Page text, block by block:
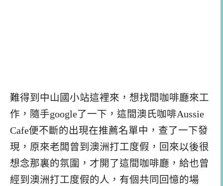
難得到中山國小站這裡來，想找間咖啡廳來工
作，隨手google了一下，這間澳氏咖啡Aussie
Cafe便不斷的出現在推薦名單中，查了一下發
現，原來老闆曾到澳洲打工度假，回來以後很
想念那裏的氛圍，才開了這間咖啡廳，給也曾
經到澳洲打工度假的人，有個共同回憶的場